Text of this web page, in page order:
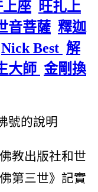
座
旺扎上
音菩薩 釋迦
Nick Best 解
大師 金剛換
號的說明
教出版社和世
第三世》記實